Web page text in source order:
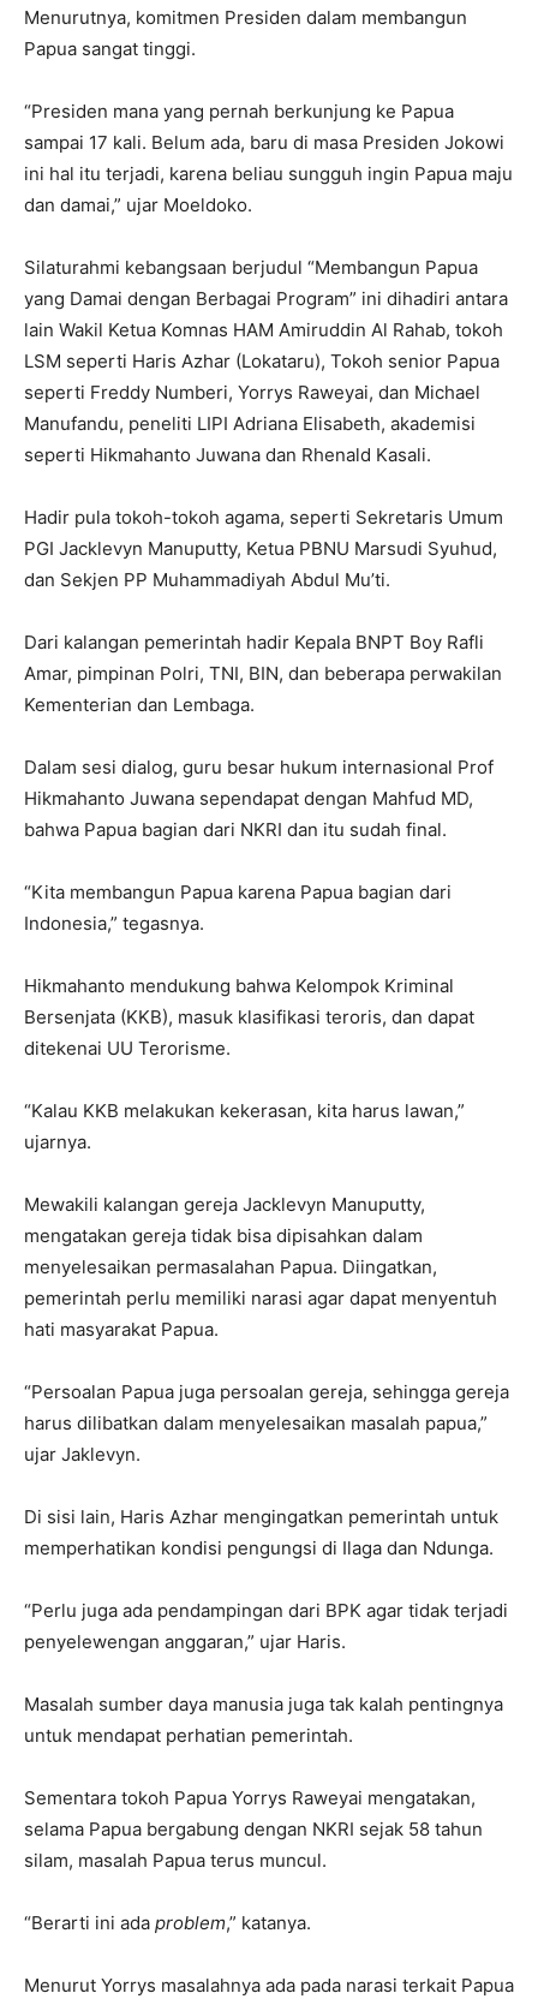
Menurutnya, komitmen Presiden dalam membangun
Papua sangat tinggi.
“Presiden mana yang pernah berkunjung ke Papua
sampai 17 kali. Belum ada, baru di masa Presiden Jokowi
ini hal itu terjadi, karena beliau sungguh ingin Papua maju
dan damai,” ujar Moeldoko.
Silaturahmi kebangsaan berjudul “Membangun Papua
yang Damai dengan Berbagai Program” ini dihadiri antara
lain Wakil Ketua Komnas HAM Amiruddin Al Rahab, tokoh
LSM seperti Haris Azhar (Lokataru), Tokoh senior Papua
seperti Freddy Numberi, Yorrys Raweyai, dan Michael
Manufandu, peneliti LIPI Adriana Elisabeth, akademisi
seperti Hikmahanto Juwana dan Rhenald Kasali.
Hadir pula tokoh-tokoh agama, seperti Sekretaris Umum
PGI Jacklevyn Manuputty, Ketua PBNU Marsudi Syuhud,
dan Sekjen PP Muhammadiyah Abdul Mu’ti.
Dari kalangan pemerintah hadir Kepala BNPT Boy Rafli
Amar, pimpinan Polri, TNI, BIN, dan beberapa perwakilan
Kementerian dan Lembaga.
Dalam sesi dialog, guru besar hukum internasional Prof
Hikmahanto Juwana sependapat dengan Mahfud MD,
bahwa Papua bagian dari NKRI dan itu sudah final.
“Kita membangun Papua karena Papua bagian dari
Indonesia,” tegasnya.
Hikmahanto mendukung bahwa Kelompok Kriminal
Bersenjata (KKB), masuk klasifikasi teroris, dan dapat
ditekenai UU Terorisme.
“Kalau KKB melakukan kekerasan, kita harus lawan,”
ujarnya.
Mewakili kalangan gereja Jacklevyn Manuputty,
mengatakan gereja tidak bisa dipisahkan dalam
menyelesaikan permasalahan Papua. Diingatkan,
pemerintah perlu memiliki narasi agar dapat menyentuh
hati masyarakat Papua.
“Persoalan Papua juga persoalan gereja, sehingga gereja
harus dilibatkan dalam menyelesaikan masalah papua,”
ujar Jaklevyn.
Di sisi lain, Haris Azhar mengingatkan pemerintah untuk
memperhatikan kondisi pengungsi di Ilaga dan Ndunga.
“Perlu juga ada pendampingan dari BPK agar tidak terjadi
penyelewengan anggaran,” ujar Haris.
Masalah sumber daya manusia juga tak kalah pentingnya
untuk mendapat perhatian pemerintah.
Sementara tokoh Papua Yorrys Raweyai mengatakan,
selama Papua bergabung dengan NKRI sejak 58 tahun
silam, masalah Papua terus muncul.
“Berarti ini ada problem,” katanya.
Menurut Yorrys masalahnya ada pada narasi terkait Papua